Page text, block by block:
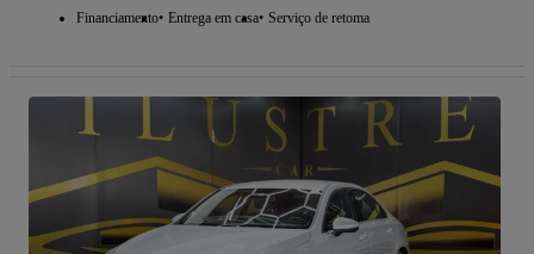
Financiamento Entrega em casa Serviço de retoma